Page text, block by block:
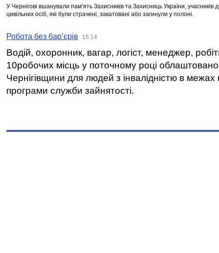
У Чернігові вшанували пам’ять Захисників та Захисниць України,
цивільних осіб, які були страчені, закатовані або загинули у полоні.
Робота без бар’єрів 15:14
Водій, охоронник, вагар, логіст, менеджер,
10робочих місць у поточному році
Чернігівщини для людей з інвалідністю в межах
програми служби зайнятості.